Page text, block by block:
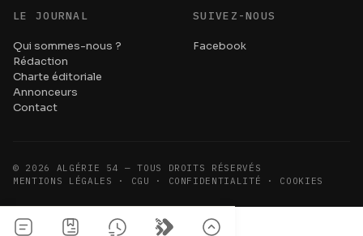
LE JOURNAL
Qui sommes-nous ?
Rédaction
Charte éditoriale
Annonceurs
Contact
SUIVEZ-NOUS
Facebook
© 2026
ALGÉRIE 54 — TOUS DROITS RÉSERVÉS
MENTIONS LÉGALES · CGU · CONFIDENTIALITÉ · COOKIES